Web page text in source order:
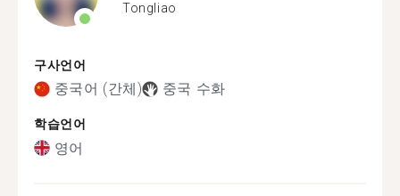
Tongliao
구사언어
중국어 (간체) 중국 수화
학습언어
영어